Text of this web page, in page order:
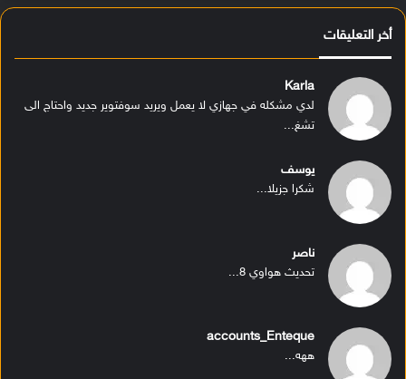
أخر التعليقات
Karla
لدي مشكله في جهازي لا يعمل ويريد سوفتوير جديد واحتاج الى
تشغ...
يوسف
شكرا جزيلا...
ناصر
تحديث هواوي 8...
accounts_Enteque
ههه...